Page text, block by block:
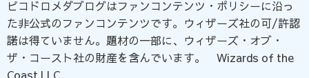
ピコドロメダブログはファンコンテンツ・ポリシーに沿っ
た非公式のファンコンテンツです。ウィザーズ社の可/許認
諾は得ていません。題材の一部に、ウィザーズ・オブ・
ザ・コースト社の財産を含んでいます。©Wizards of the
Coast LLC.